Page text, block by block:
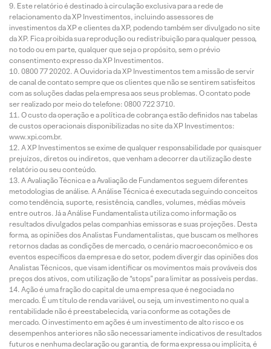
Este relatório é destinado à circulação exclusiva para a rede de
relacionamento da XP Investimentos, incluindo assessores de
investimentos da XP e clientes da XP, podendo também ser divulgado no site
da XP. Fica proibida sua reprodução ou redistribuição para qualquer pessoa,
no todo ou em parte, qualquer que seja o propósito, sem o prévio
consentimento expresso da XP Investimentos.
0800 77 20202. A Ouvidoria da XP Investimentos tem a missão de servir
de canal de contato sempre que os clientes que não se sentirem satisfeitos
com as soluções dadas pela empresa aos seus problemas. O contato pode
ser realizado por meio do telefone: 0800 722 3710.
O custo da operação e a política de cobrança estão definidos nas tabelas
de custos operacionais disponibilizadas no site da XP Investimentos:
www.xpi.com.br.
A XP Investimentos se exime de qualquer responsabilidade por quaisquer
prejuízos, diretos ou indiretos, que venham a decorrer da utilização deste
relatório ou seu conteúdo.
A Avaliação Técnica e a Avaliação de Fundamentos seguem diferentes
metodologias de análise. A Análise Técnica é executada seguindo conceitos
como tendência, suporte, resistência, candles, volumes, médias móveis
entre outros. Já a Análise Fundamentalista utiliza como informação os
resultados divulgados pelas companhias emissoras e suas projeções. Desta
forma, as opiniões dos Analistas Fundamentalistas, que buscam os melhores
retornos dadas as condições de mercado, o cenário macroeconômico e os
eventos específicos da empresa e do setor, podem divergir das opiniões dos
Analistas Técnicos, que visam identificar os movimentos mais prováveis dos
preços dos ativos, com utilização de “stops” para limitar as possíveis perdas.
Ação é uma fração do capital de uma empresa que é negociada no
mercado. É um título de renda variável, ou seja, um investimento no qual a
rentabilidade não é preestabelecida, varia conforme as cotações de
mercado. O investimento em ações é um investimento de alto risco e os
desempenhos anteriores não são necessariamente indicativos de resultados
futuros e nenhuma declaração ou garantia, de forma expressa ou implícita, é